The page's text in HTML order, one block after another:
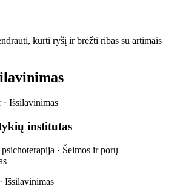
kurti ryšį ir brėžti ribas su artimais
Išsilavinimas
institutas
· Šeimos ir porų
Išsilavinimas